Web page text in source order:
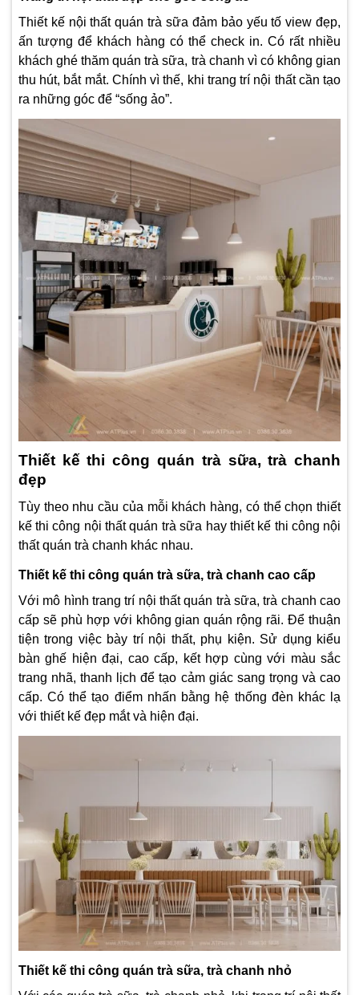
Thiết kế nội thất quán trà sữa đảm bảo yếu tố view đẹp,
ấn tượng để khách hàng có thể check in. Có rất nhiều
khách ghé thăm quán trà sữa, trà chanh vì có không gian
thu hút, bắt mắt. Chính vì thế, khi trang trí nội thất cần tạo
ra những góc để “sống ảo”.
Thiết kế thi công quán trà sữa, trà chanh
đẹp
Tùy theo nhu cầu của mỗi khách hàng, có thể chọn thiết
kế thi công nội thất quán trà sữa hay thiết kế thi công nội
thất quán trà chanh khác nhau.
Thiết kế thi công quán trà sữa, trà chanh cao cấp
Với mô hình trang trí nội thất quán trà sữa, trà chanh cao
cấp sẽ phù hợp với không gian quán rộng rãi. Để thuận
tiện trong việc bày trí nội thất, phụ kiện. Sử dụng kiểu
bàn ghế hiện đại, cao cấp, kết hợp cùng với màu sắc
trang nhã, thanh lịch để tạo cảm giác sang trọng và cao
cấp. Có thể tạo điểm nhấn bằng hệ thống đèn khác lạ
với thiết kế đẹp mắt và hiện đại.
Thiết kế thi công quán trà sữa, trà chanh nhỏ